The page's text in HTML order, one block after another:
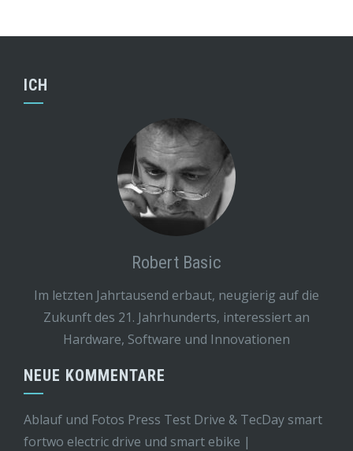
ICH
Robert Basic
Im letzten Jahrtausend erbaut, neugierig auf die
Zukunft des 21. Jahrhunderts, interessiert an
Hardware, Software und Innovationen
NEUE KOMMENTARE
Ablauf und Fotos Press Test Drive & TecDay smart
fortwo electric drive und smart ebike |